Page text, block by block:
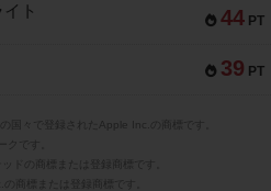
44 PT
ト
39 PT
国々で登録されたApple Inc.の商標です。
クです。
ドの商標または登録商標です。
商標または登録商標です。